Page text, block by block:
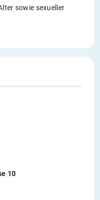
sowie sexueller
10